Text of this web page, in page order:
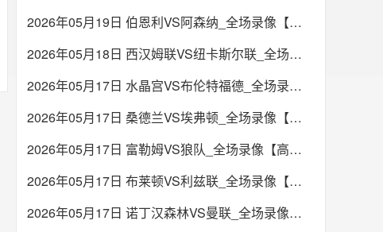
2026年05月19日 伯恩利VS阿森纳_全场录像【高清回放】
2026年05月18日 西汉姆联VS纽卡斯尔联_全场录像【高清回放】
2026年05月17日 水晶宫VS布伦特福德_全场录像【高清回放】
2026年05月17日 桑德兰VS埃弗顿_全场录像【高清回放】
2026年05月17日 富勒姆VS狼队_全场录像【高清回放】
2026年05月17日 布莱顿VS利兹联_全场录像【高清回放】
2026年05月17日 诺丁汉森林VS曼联_全场录像【高清回放】